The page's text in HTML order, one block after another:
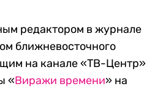
редактором в журнале
ближневосточного
на канале «ТВ-Центр»
«Виражи времени» на